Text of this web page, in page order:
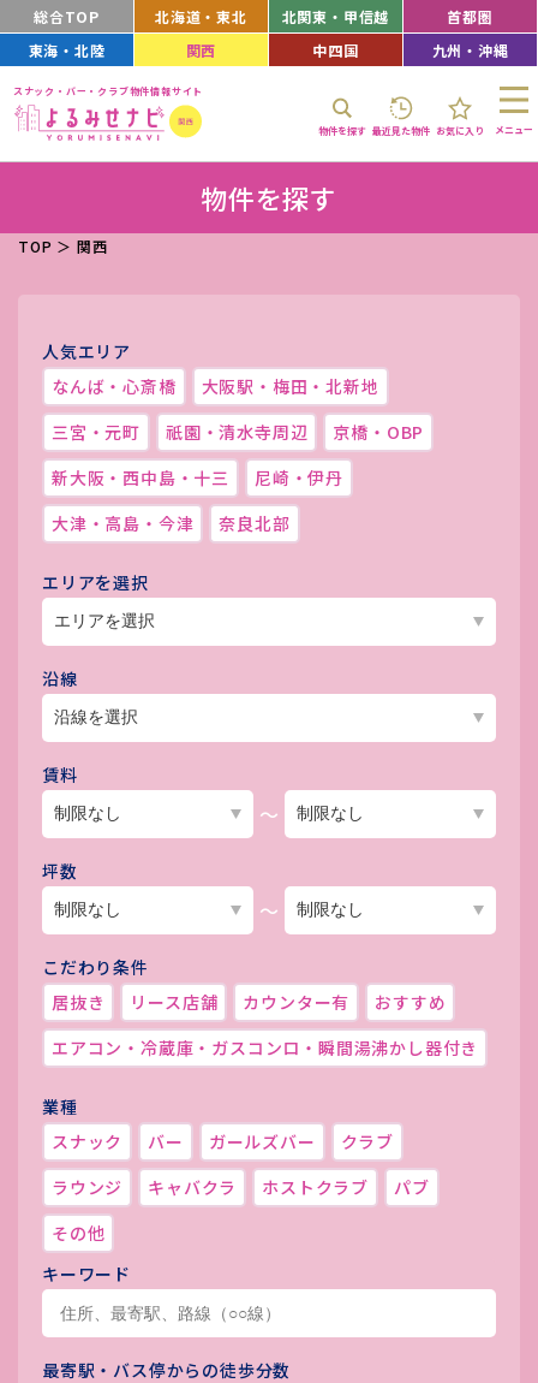
総合TOP 北海道・東北 北関東・甲信越
首都圏
東海・北陸
関西 中四国 九州・沖縄
スナック・バー・クラブ物件情報サイト
物件を探す 最近見た物件 お気に入り メニュー
物件を探す
TOP ＞ 関西
人気エリア
なんば・心斎橋
大阪駅・梅田・北新地
三宮・元町
祇園・清水寺周辺
京橋・OBP
新大阪・西中島・十三
尼崎・伊丹
大津・高島・今津
奈良北部
エリアを選択
沿線
賃料
～
坪数
～
こだわり条件
居抜き
リース店舗 カウンター有
おすすめ
エアコン・冷蔵庫・ガスコンロ・瞬間湯沸かし器付き
業種
スナック
バー ガールズバー
クラブ
ラウンジ
キャバクラ ホストクラブ
パブ
その他
キーワード
最寄駅・バス停からの徒歩分数